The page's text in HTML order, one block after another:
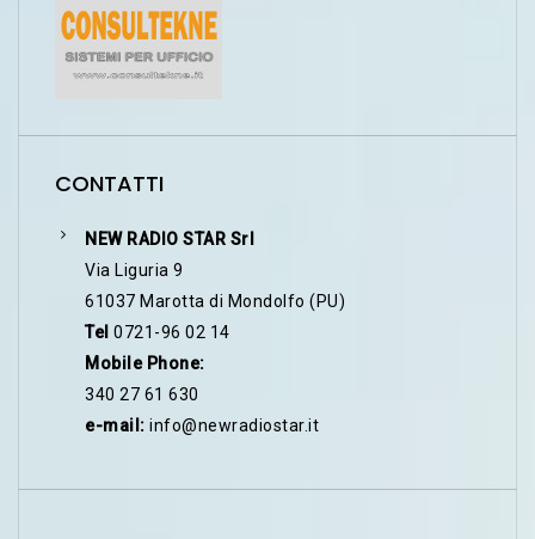
CONTATTI
NEW RADIO STAR Srl
Via Liguria 9
61037 Marotta di Mondolfo (PU)
Tel 0721-96 02 14
Mobile Phone:
340 27 61 630
e-mail: info@newradiostar.it